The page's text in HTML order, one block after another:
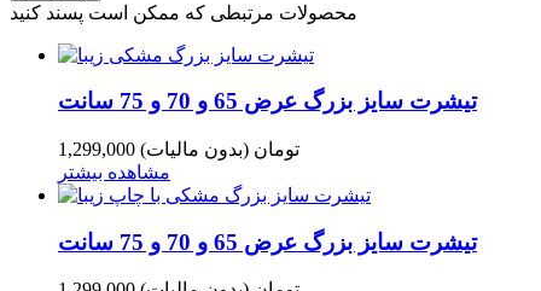
محصولات مرتبطی که ممکن است پسند کنید
تیشرت سایز بزرگ عرض 65 و 70 و 75 سانت
1,299,000 تومان (بدون مالیات)
مشاهده بیشتر
تیشرت سایز بزرگ عرض 65 و 70 و 75 سانت